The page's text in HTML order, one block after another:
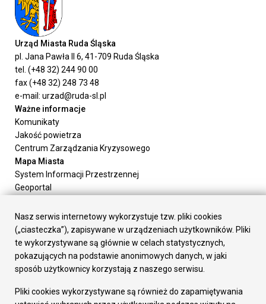
Urząd Miasta Ruda Śląska
pl. Jana Pawła II 6, 41-709 Ruda Śląska
tel. (+48 32) 244 90 00
fax (+48 32) 248 73 48
e-mail: urzad@ruda-sl.pl
Ważne informacje
Komunikaty
Jakość powietrza
Centrum Zarządzania Kryzysowego
Mapa Miasta
System Informacji Przestrzennej
Geoportal
Załatw sprawę
Prezydent Miasta
Rada Miasta
Wydziały
Elektroniczna Skrzynka Podawcza
Gospodarka
Nasz serwis internetowy wykorzystuje tzw. pliki cookies
(„ciasteczka”), zapisywane w urządzeniach użytkowników. Pliki
te wykorzystywane są głównie w celach statystycznych,
pokazujących na podstawie anonimowych danych, w jaki
sposób użytkownicy korzystają z naszego serwisu.
Pliki cookies wykorzystywane są również do zapamiętywania